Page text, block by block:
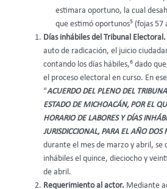
estimara oportuno, la cual
que estimó oportunos5 (fojas 57
Días inhábiles del Tribunal Electoral.
auto de radicación, el juicio
contando los días hábiles,6dado
el proceso electoral en curso. En
“ACUERDO DEL PLENO DEL
ESTADO DE MICHOACÁN, POR EL
HORARIO DE LABORES Y DÍAS
JURISDICCIONAL, PARA EL AÑO
durante el mes de marzo y abril, se
inhábiles el quince, dieciocho y
de abril.
Requerimiento al actor. Mediante